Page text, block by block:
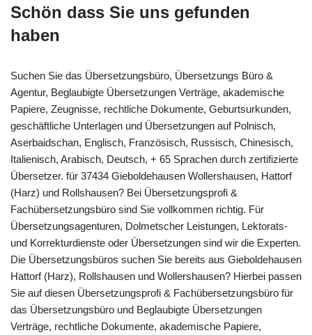
Schön dass Sie uns gefunden
haben
Suchen Sie das Übersetzungsbüro, Übersetzungs Büro &
Agentur, Beglaubigte Übersetzungen Verträge, akademische
Papiere, Zeugnisse, rechtliche Dokumente, Geburtsurkunden,
geschäftliche Unterlagen und Übersetzungen auf Polnisch,
Aserbaidschan, Englisch, Französisch, Russisch, Chinesisch,
Italienisch, Arabisch, Deutsch, + 65 Sprachen durch zertifizierte
Übersetzer. für 37434 Gieboldehausen Wollershausen, Hattorf
(Harz) und Rollshausen? Bei Übersetzungsprofi &
Fachübersetzungsbüro sind Sie vollkommen richtig. Für
Übersetzungsagenturen, Dolmetscher Leistungen, Lektorats-
und Korrekturdienste oder Übersetzungen sind wir die Experten.
Die Übersetzungsbüros suchen Sie bereits aus Gieboldehausen
Hattorf (Harz), Rollshausen und Wollershausen? Hierbei passen
Sie auf diesen Übersetzungsprofi & Fachübersetzungsbüro für
das Übersetzungsbüro und Beglaubigte Übersetzungen
Verträge, rechtliche Dokumente, akademische Papiere,